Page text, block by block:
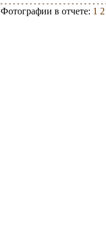
Фотографии в отчете: 1 2